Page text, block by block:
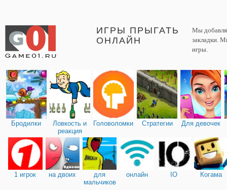
ИГРЫ ПРЫГАТЬ
ОНЛАЙН
Мы
закладки.
игры.
Бродилки
Ловкость и
реакция
Головоломки Стратегии Для девочек
1 игрок на двоих
для
мальчиков
онлайн IO Когама